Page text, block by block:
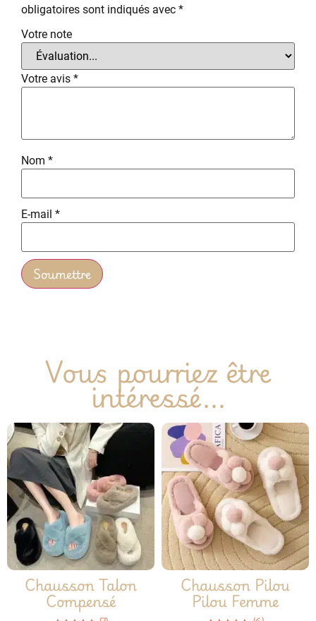
obligatoires sont indiqués avec *
Votre note
Votre avis *
Nom *
E-mail *
Vous pourriez être
intéressé...
Chausson Talon
Compensé
Chausson Pilou
Pilou Femme